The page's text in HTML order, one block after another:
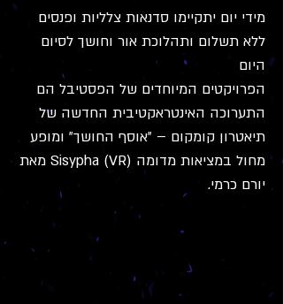
מידי יום יתקיימו סדנאות צלליות ופנסים
ללא תשלום ותהלוכת אור וחושך לסיום
היום
הפרויקטים המיוחדים של הפסטיבל הם
התערוכה האינטראקטיבית החדשה של
תיאטרון קומקום – "אוסף החושך" ומופע
מחול במציאות מדומה (VR) Sisypha מאת
יורם כרמי.
מעשה בעולם